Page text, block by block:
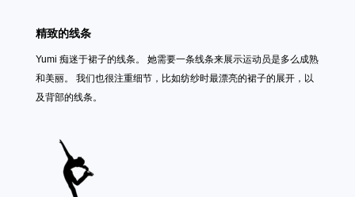
精致的线条
Yumi 痴迷于裙子的线条。 她需要一条线条来展示运动员是多么成熟
和美丽。 我们也很注重细节，比如纺纱时最漂亮的裙子的展开，以
及背部的线条。